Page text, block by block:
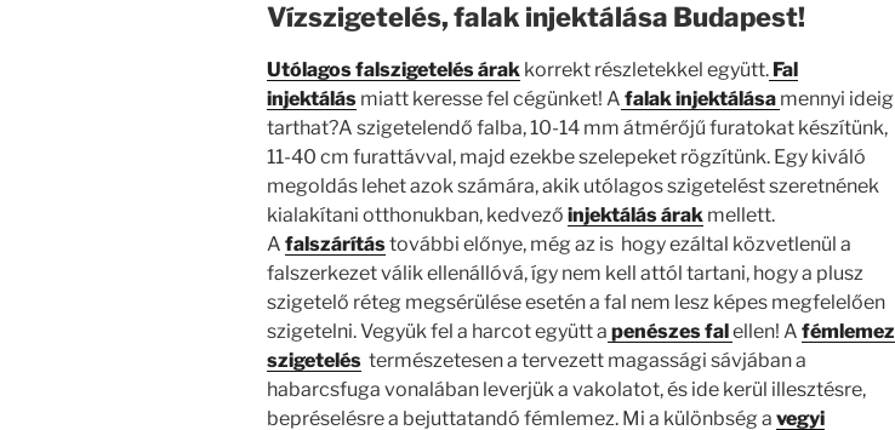
Vízszigetelés, falak injektálása Budapest!
Utólagos falszigetelés árak korrekt részletekkel együtt. Fal
injektálás miatt keresse fel cégünket! A falak injektálása mennyi ideig
tarthat?A szigetelendő falba, 10-14 mm átmérőjű furatokat készítünk,
11-40 cm furattávval, majd ezekbe szelepeket rögzítünk. Egy kiváló
megoldás lehet azok számára, akik utólagos szigetelést szeretnének
kialakítani otthonukban, kedvező injektálás árak mellett.
A falszárítástovábbi előnye, még az is hogy ezáltal közvetlenül a
falszerkezet válik ellenállóvá, így nem kell attól tartani, hogy a plusz
szigetelő réteg megsérülése esetén a fal nem lesz képes megfelelően
szigetelni. Vegyük fel a harcot együtt a penészes falellen! A fémlemez
szigetelés természetesen a tervezett magassági sávjában a
habarcsfuga vonalában leverjük a vakolatot, és ide kerül illesztésre,
bepréselésre a bejuttatandó fémlemez. Mi a különbség a vegyi